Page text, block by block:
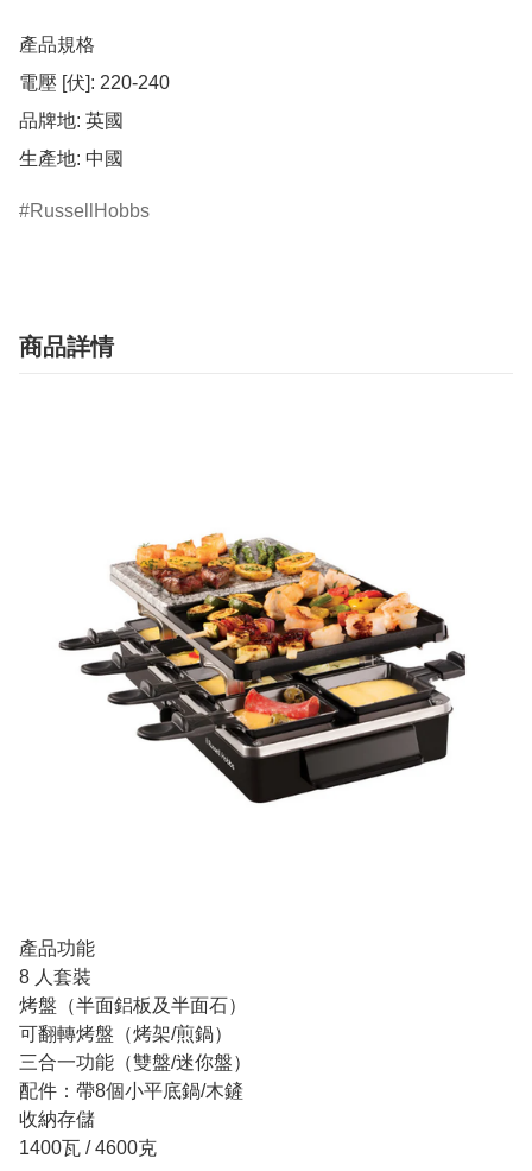
產品規格
電壓 [伏]: 220-240
品牌地: 英國
生產地: 中國
RussellHobbs
商品詳情
產品功能
8 人套裝
烤盤（半面鋁板及半面石）
可翻轉烤盤（烤架/煎鍋）
三合一功能（雙盤/迷你盤）
配件：帶8個小平底鍋/木鏟
收納存儲
1400瓦 / 4600克